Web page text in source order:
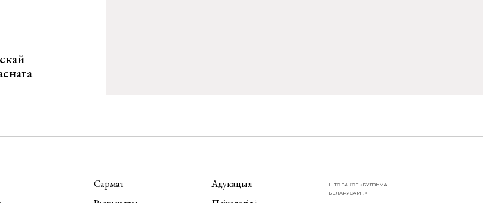
Сармат
Адукацыя
ШТО ТАКОЕ «БУДЗЬМА
БЕЛАРУСАМІ!»